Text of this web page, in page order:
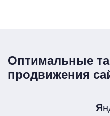
Оптимальные
продвижения
Я